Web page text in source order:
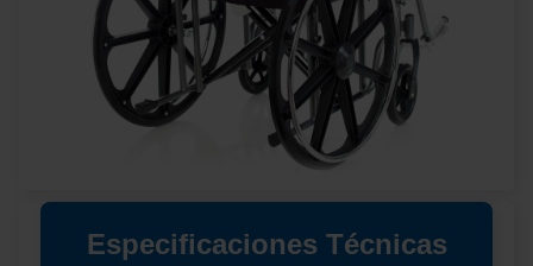
Especificaciones Técnicas